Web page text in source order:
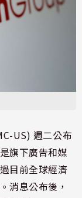
US) 週二公布
旗下廣告和媒
目前全球經濟
消息公布後，